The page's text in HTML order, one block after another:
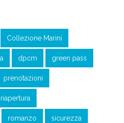
Collezione Marini
dpcm green pass
prenotazioni
riapertura
romanzo sicurezza